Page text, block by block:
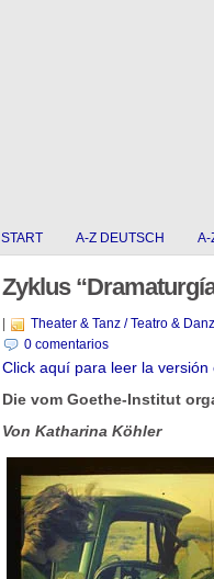
START A-Z DEUTSCH A-
Zyklus
Theater & Tanz / Teatro &
0 comentarios
Click aquí para leer la versión
Die vom Goethe-Institut
Von Katharina Köhler